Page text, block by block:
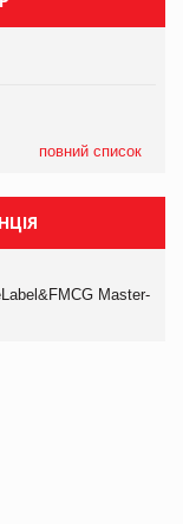
повний список
Master-